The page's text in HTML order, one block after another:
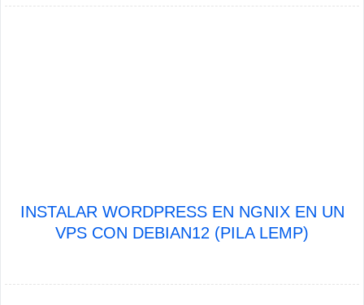
INSTALAR WORDPRESS EN NGNIX EN UN
VPS CON DEBIAN12 (PILA LEMP)